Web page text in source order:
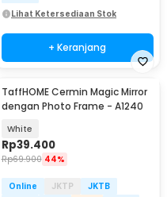
Lihat Ketersediaan Stok
+ Keranjang
TaffHOME Cermin Magic Mirror
dengan Photo Frame - A1240
White
Rp39.400
Rp69.900 44%
Online JKTP
JKTB